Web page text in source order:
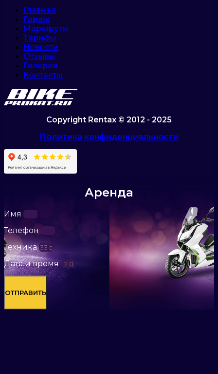
Главная
Гараж
Маршруты
Тарифы
Новости
Отзывы
Галерея
Контакты
Copyright Rentax © 2012 - 2025
Политика конфиденциальности
Аренда
Имя
Телефон
Техника
Дата и время
ОТПРАВИТЬ